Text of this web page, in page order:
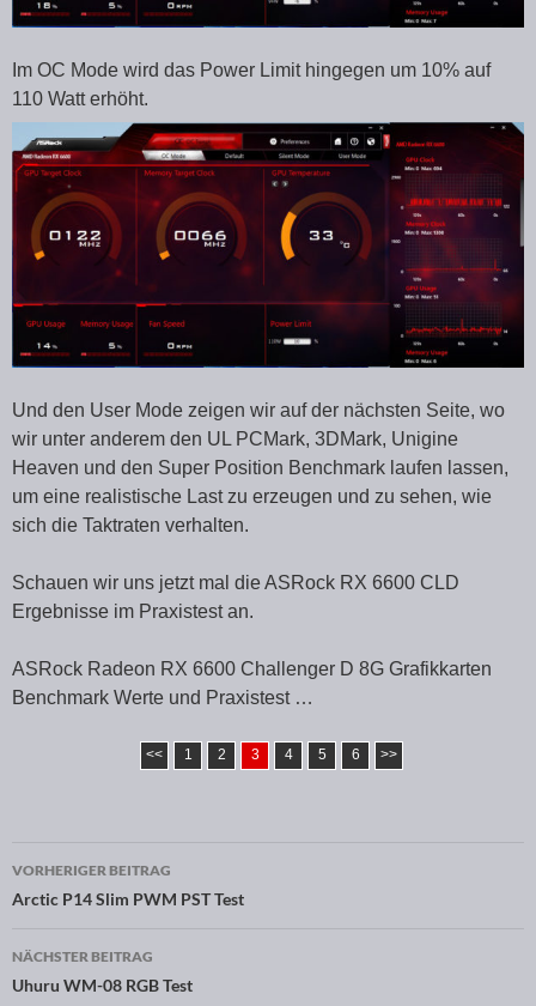
Im OC Mode wird das Power Limit hingegen um 10% auf
110 Watt erhöht.
Und den User Mode zeigen wir auf der nächsten Seite, wo
wir unter anderem den UL PCMark, 3DMark, Unigine
Heaven und den Super Position Benchmark laufen lassen,
um eine realistische Last zu erzeugen und zu sehen, wie
sich die Taktraten verhalten.
Schauen wir uns jetzt mal die ASRock RX 6600 CLD
Ergebnisse im Praxistest an.
ASRock Radeon RX 6600 Challenger D 8G Grafikkarten
Benchmark Werte und Praxistest …
<< 1 2 3 4 5 6 >>
Beitragsnavigation
VORHERIGER BEITRAG
Arctic P14 Slim PWM PST Test
NÄCHSTER BEITRAG
Uhuru WM-08 RGB Test